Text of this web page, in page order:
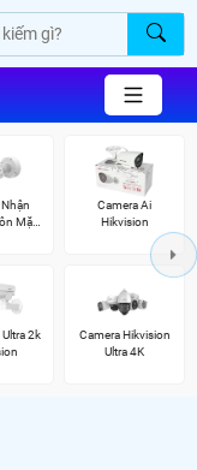
Mặt
Camera Ai
Hikvision
2k
Camera Hikvision
Ultra 4K